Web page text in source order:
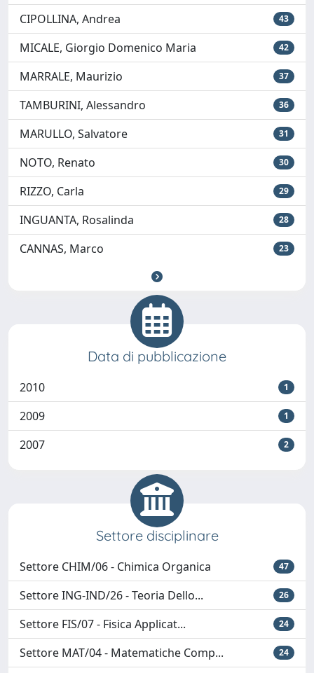
CIPOLLINA, Andrea 43
MICALE, Giorgio Domenico Maria 42
MARRALE, Maurizio 37
TAMBURINI, Alessandro 36
MARULLO, Salvatore 31
NOTO, Renato 30
RIZZO, Carla 29
INGUANTA, Rosalinda 28
CANNAS, Marco 23
Data di pubblicazione
2010 1
2009 1
2007 2
Settore disciplinare
Settore CHIM/06 - Chimica Organica 47
Settore ING-IND/26 - Teoria Dello... 26
Settore FIS/07 - Fisica Applicat... 24
Settore MAT/04 - Matematiche Comp... 24